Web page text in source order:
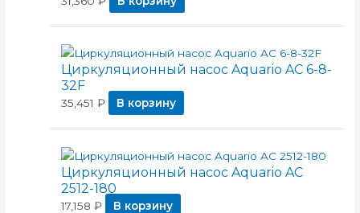
Циркуляционный насос Aquario AC 6-8-
32F
35,451 ₽ В корзину
Циркуляционный насос Aquario AC
2512-180
17,158 ₽ В корзину